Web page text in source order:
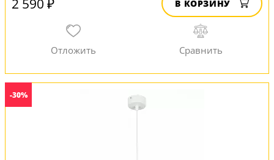
В КОРЗИНУ
-30%